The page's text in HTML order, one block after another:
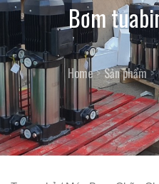
Bơm
Home Sản phẩm